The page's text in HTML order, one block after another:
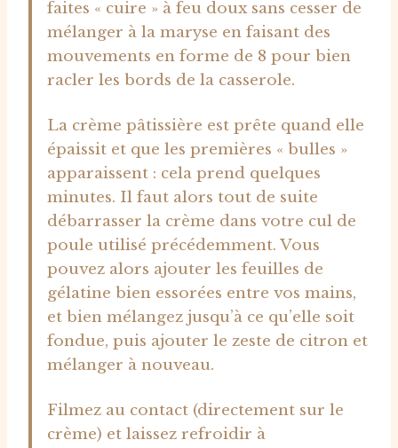
faites « cuire » à feu doux sans cesser de
mélanger à la maryse en faisant des
mouvements en forme de 8 pour bien
racler les bords de la casserole.
La crème pâtissière est prête quand elle
épaissit et que les premières « bulles »
apparaissent : cela prend quelques
minutes. Il faut alors tout de suite
débarrasser la crème dans votre cul de
poule utilisé précédemment. Vous
pouvez alors ajouter les feuilles de
gélatine bien essorées entre vos mains,
et bien mélangez jusqu’à ce qu’elle soit
fondue, puis ajouter le zeste de citron et
mélanger à nouveau.
Filmez au contact (directement sur le
crème) et laissez refroidir à